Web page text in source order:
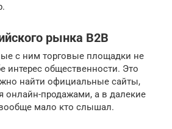
рынка В2В
с ним торговые площадки не
интерес общественности. Это
найти официальные сайты,
онлайн-продажами, а в далекие
мало кто слышал.